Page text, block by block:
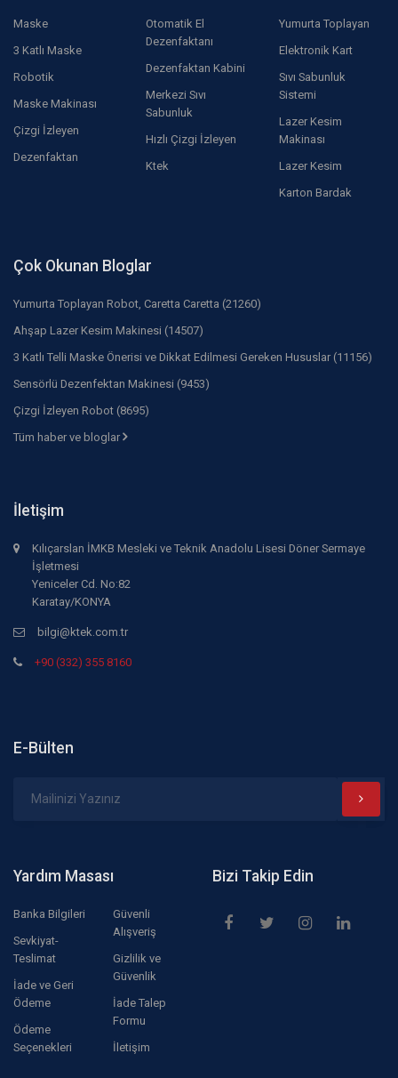
Maske
3 Katlı Maske
Robotik
Maske Makinası
Çizgi İzleyen
Dezenfaktan
Otomatik El
Dezenfaktanı
Dezenfaktan Kabini
Merkezi Sıvı
Sabunluk
Hızlı Çizgi İzleyen
Ktek
Yumurta Toplayan
Elektronik Kart
Sıvı Sabunluk
Sistemi
Lazer Kesim
Makinası
Lazer Kesim
Karton Bardak
Çok Okunan Bloglar
Yumurta Toplayan Robot, Caretta Caretta (21260)
Ahşap Lazer Kesim Makinesi (14507)
3 Katlı Telli Maske Önerisi ve Dikkat Edilmesi Gereken Hususlar (11156)
Sensörlü Dezenfektan Makinesi (9453)
Çizgi İzleyen Robot (8695)
Tüm haber ve bloglar
İletişim
Kılıçarslan İMKB Mesleki ve Teknik Anadolu Lisesi Döner Sermaye
İşletmesi
Yeniceler Cd. No:82
Karatay/KONYA
bilgi@ktek.com.tr
+90 (332) 355 8160
E-Bülten
Yardım Masası
Banka Bilgileri
Sevkiyat-
Teslimat
İade ve Geri
Ödeme
Ödeme
Seçenekleri
Güvenli
Alışveriş
Gizlilik ve
Güvenlik
İade Talep
Formu
İletişim
Bizi Takip Edin